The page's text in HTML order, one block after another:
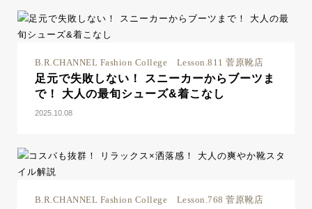
B.R.CHANNEL Fashion College Lesson.811 菅原靴店
足元で失敗しない！ スニーカーからブーツま
で！ 大人の最旬シューズ&着こなし
2025.10.08
B.R.CHANNEL Fashion College Lesson.768 菅原靴店